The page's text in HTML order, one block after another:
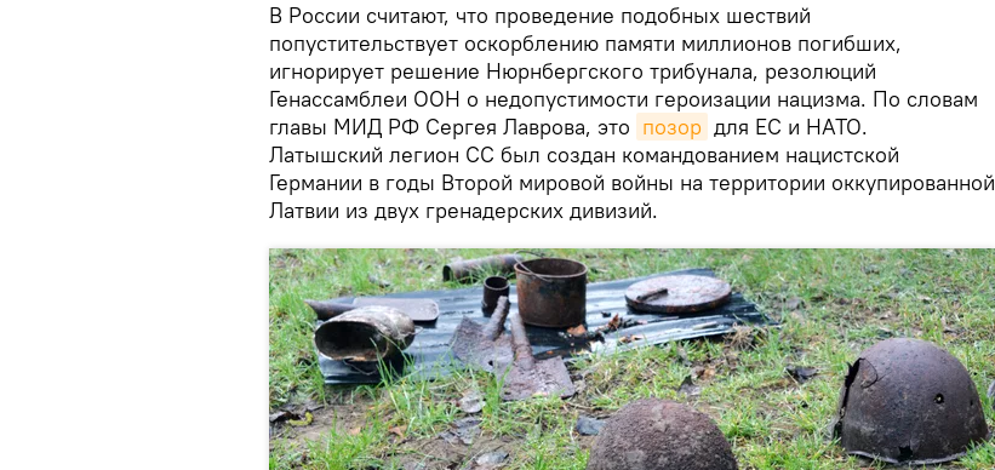
В России считают, что проведение подобных шествий
попустительствует оскорблению памяти миллионов погибших,
игнорирует решение Нюрнбергского трибунала, резолюций
Генассамблеи ООН о недопустимости героизации нацизма. По словам
главы МИД РФ Сергея Лаврова, это позор для ЕС и НАТО.
Латышский легион СС был создан командованием нацистской
Германии в годы Второй мировой войны на территории оккупированной
Латвии из двух гренадерских дивизий.